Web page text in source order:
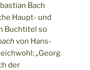
Bach
Haupt- und
Buchtitel so
von Hans-
„Georg
der